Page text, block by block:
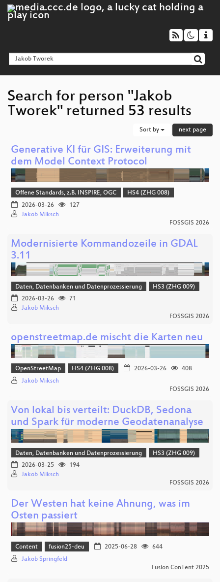
Search for person "Jakob
Tworek" returned 53 results
Sort by next page
Generative KI für GIS: Erweiterung mit
dem Model Context Protocol
Offene Standards, z.B. INSPIRE, OGC
HS4 (ZHG 008)
2026-03-26
127
Jakob Miksch
FOSSGIS 2026
Modernisierte Kommandozeile in GDAL
3.11
Daten, Datenbanken und Datenprozessierung
HS3 (ZHG 009)
2026-03-26
71
Jakob Miksch
FOSSGIS 2026
openstreetmap.de mischt die Karten neu
OpenStreetMap HS4 (ZHG 008) 2026-03-26
408
Jakob Miksch
FOSSGIS 2026
Von lokal bis verteilt: DuckDB, Sedona
und Spark für moderne Geodatenanalyse
Daten, Datenbanken und Datenprozessierung
HS3 (ZHG 009)
2026-03-25
194
Jakob Miksch
FOSSGIS 2026
Der Westen hat keine Ahnung, was im
Osten passiert
Content fusion25-deu 2025-06-28
644
Jakob Springfeld
Fusion ConTent 2025